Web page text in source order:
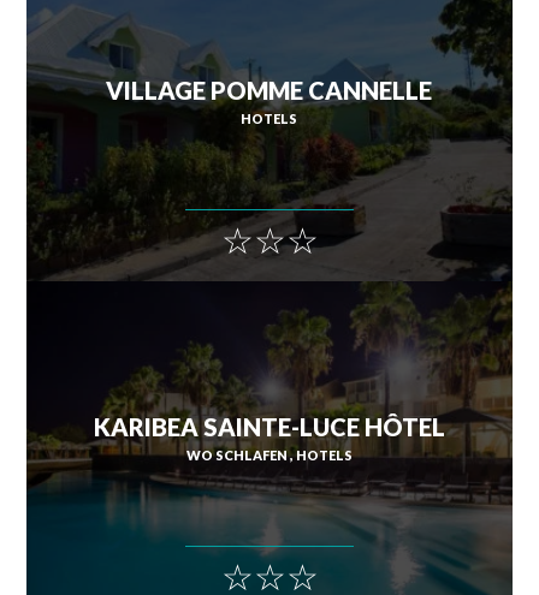
VILLAGE POMME CANNELLE
☆☆☆
HOTELS
KARIBEA SAINTE-LUCE HÔTEL
☆☆☆
WO SCHLAFEN HOTELS